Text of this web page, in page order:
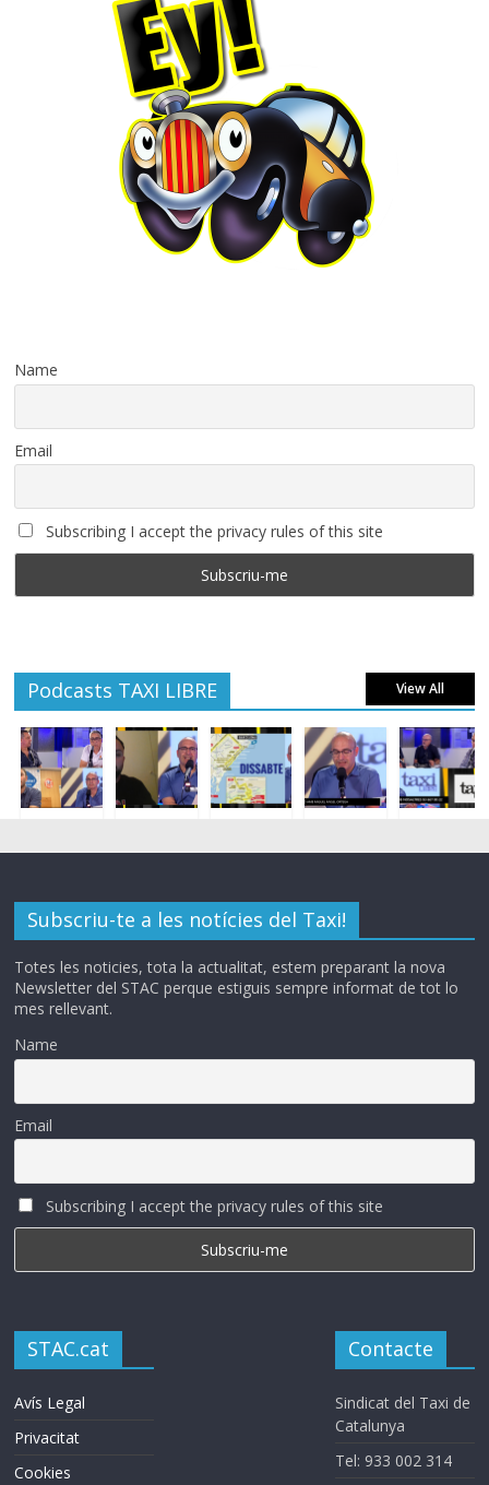
Name
Email
Subscribing I accept the privacy rules of this site
Podcasts TAXI LIBRE View All
Subscriu-te a les notícies del Taxi!
Totes les noticies, tota la actualitat, estem preparant la nova
Newsletter del STAC perque estiguis sempre informat de tot lo
mes rellevant.
Name
Email
Subscribing I accept the privacy rules of this site
STAC.cat
Avís Legal
Privacitat
Cookies
Contacte
Sindicat del Taxi de
Catalunya
Tel: 933 002 314